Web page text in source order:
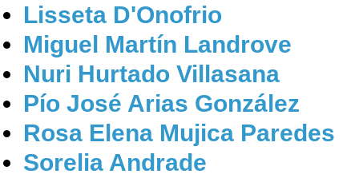
Lisseta D'Onofrio
Miguel Martín Landrove
Nuri Hurtado Villasana
Pío José Arias González
Rosa Elena Mujica Paredes
Sorelia Andrade